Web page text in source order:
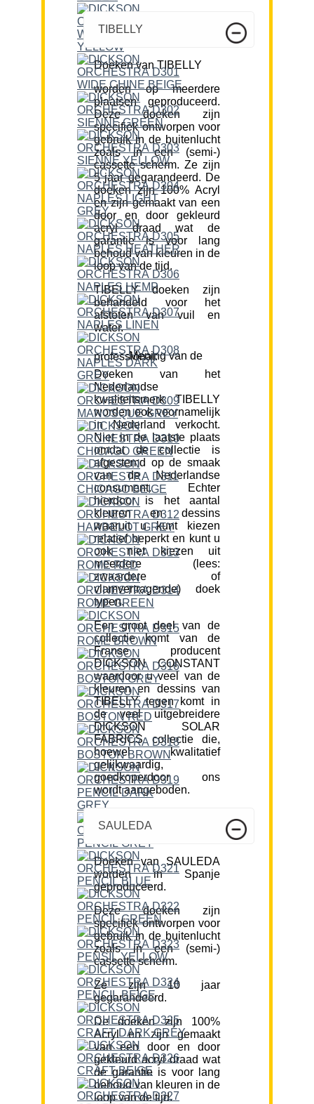
TIBELLY
Doeken van TIBELLY
worden op meerdere
plaatsen geproduceerd.
Deze doeken zijn
specifiek ontworpen voor
gebruik in de buitenlucht
zoals in een (semi-)
cassette scherm. Ze zijn
5 jaar gegarandeerd. De
doeken zijn 100% Acryl
en zijn gemaakt van een
door en door gekleurd
acryl draad wat de
garantie is voor lang
behoud van kleuren in de
loop van de tijd.
TIBELLY doeken zijn
behandeld voor het
afstoten van vuil en
water.
Mening van de professional:
Doeken van het
Nederlandse
kwaliteitsmerk TIBELLY
worden ook voornamelijk
in Nederland verkocht.
Niet in de laatste plaats
omdat de collectie is
afgestemd op de smaak
van de Nederlandse
consument. Echter
hierdoor is het aantal
kleuren en dessins
waaruit u kunt kiezen
relatief beperkt en kunt u
ook niet kiezen uit
meerdere (lees:
zwaardere of
vlamvertragende) doek
typen.
Een groot deel van de
collectie komt van de
Franse producent
DICKSON CONSTANT
waardoor u veel van de
kleuren en dessins van
TIBELLY tegen komt in
de veel uitgebreidere
DICKSON SOLAR
FABRICS collectie die,
hoewel kwalitatief
gelijkwaardig,
goedkoperdoor ons
wordt aangeboden.
SAULEDA
Doeken van SAULEDA
worden in Spanje
geproduceerd.
Deze doeken zijn
specifiek ontworpen voor
gebruik in de buitenlucht
zoals in een (semi-)
cassette scherm.
Ze zijn 10 jaar
gegarandeerd.
De doeken zijn 100%
Acryl en zijn gemaakt
van een door en door
gekleurd acryl draad wat
de garantie is voor lang
behoud van kleuren in de
loop van de tijd.